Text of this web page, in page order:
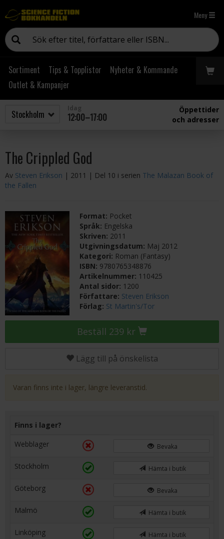
Meny
Sortiment Tips & Topplistor
Nyheter & Kommande
Outlet & Kampanjer
12:00–17:00
Öppettider
och adresser
The Crippled God
Av Steven Erikson | 2011 | Del 10 i serien The Malazan Book of
the Fallen
Format: Pocket
Språk: Engelska
Skriven: 2011
Utgivningsdatum: Maj 2012
Kategori: Roman (Fantasy)
ISBN: 9780765348876
Artikelnummer: 110425
Antal sidor: 1200
Författare: Steven Erikson
Förlag: St Martin's/Tor
Beställ 239 kr
Lägg till på önskelista
Varan finns inte i lager, längre leveranstid.
Finns i lager?
Webblager
Bevaka
Stockholm Hämta i butik
Göteborg Bevaka
Malmö Hämta i butik
Linköping Hämta i butik